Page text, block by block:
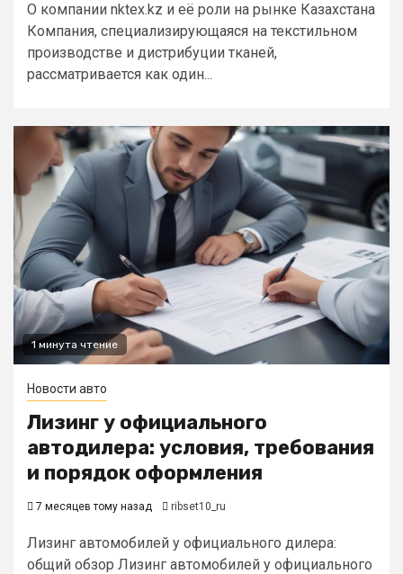
О компании nktex.kz и её роли на рынке Казахстана
Компания, специализирующаяся на текстильном
производстве и дистрибуции тканей,
рассматривается как один...
1 минута чтение
Новости авто
Лизинг у официального
автодилера: условия, требования
и порядок оформления
7 месяцев тому назад ribset10_ru
Лизинг автомобилей у официального дилера:
общий обзор Лизинг автомобилей у официального